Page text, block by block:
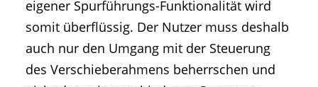
eigener Spurführungs-Funktionalität wird
somit überflüssig. Der Nutzer muss deshalb
auch nur den Umgang mit der Steuerung
des Verschieberahmens beherrschen und